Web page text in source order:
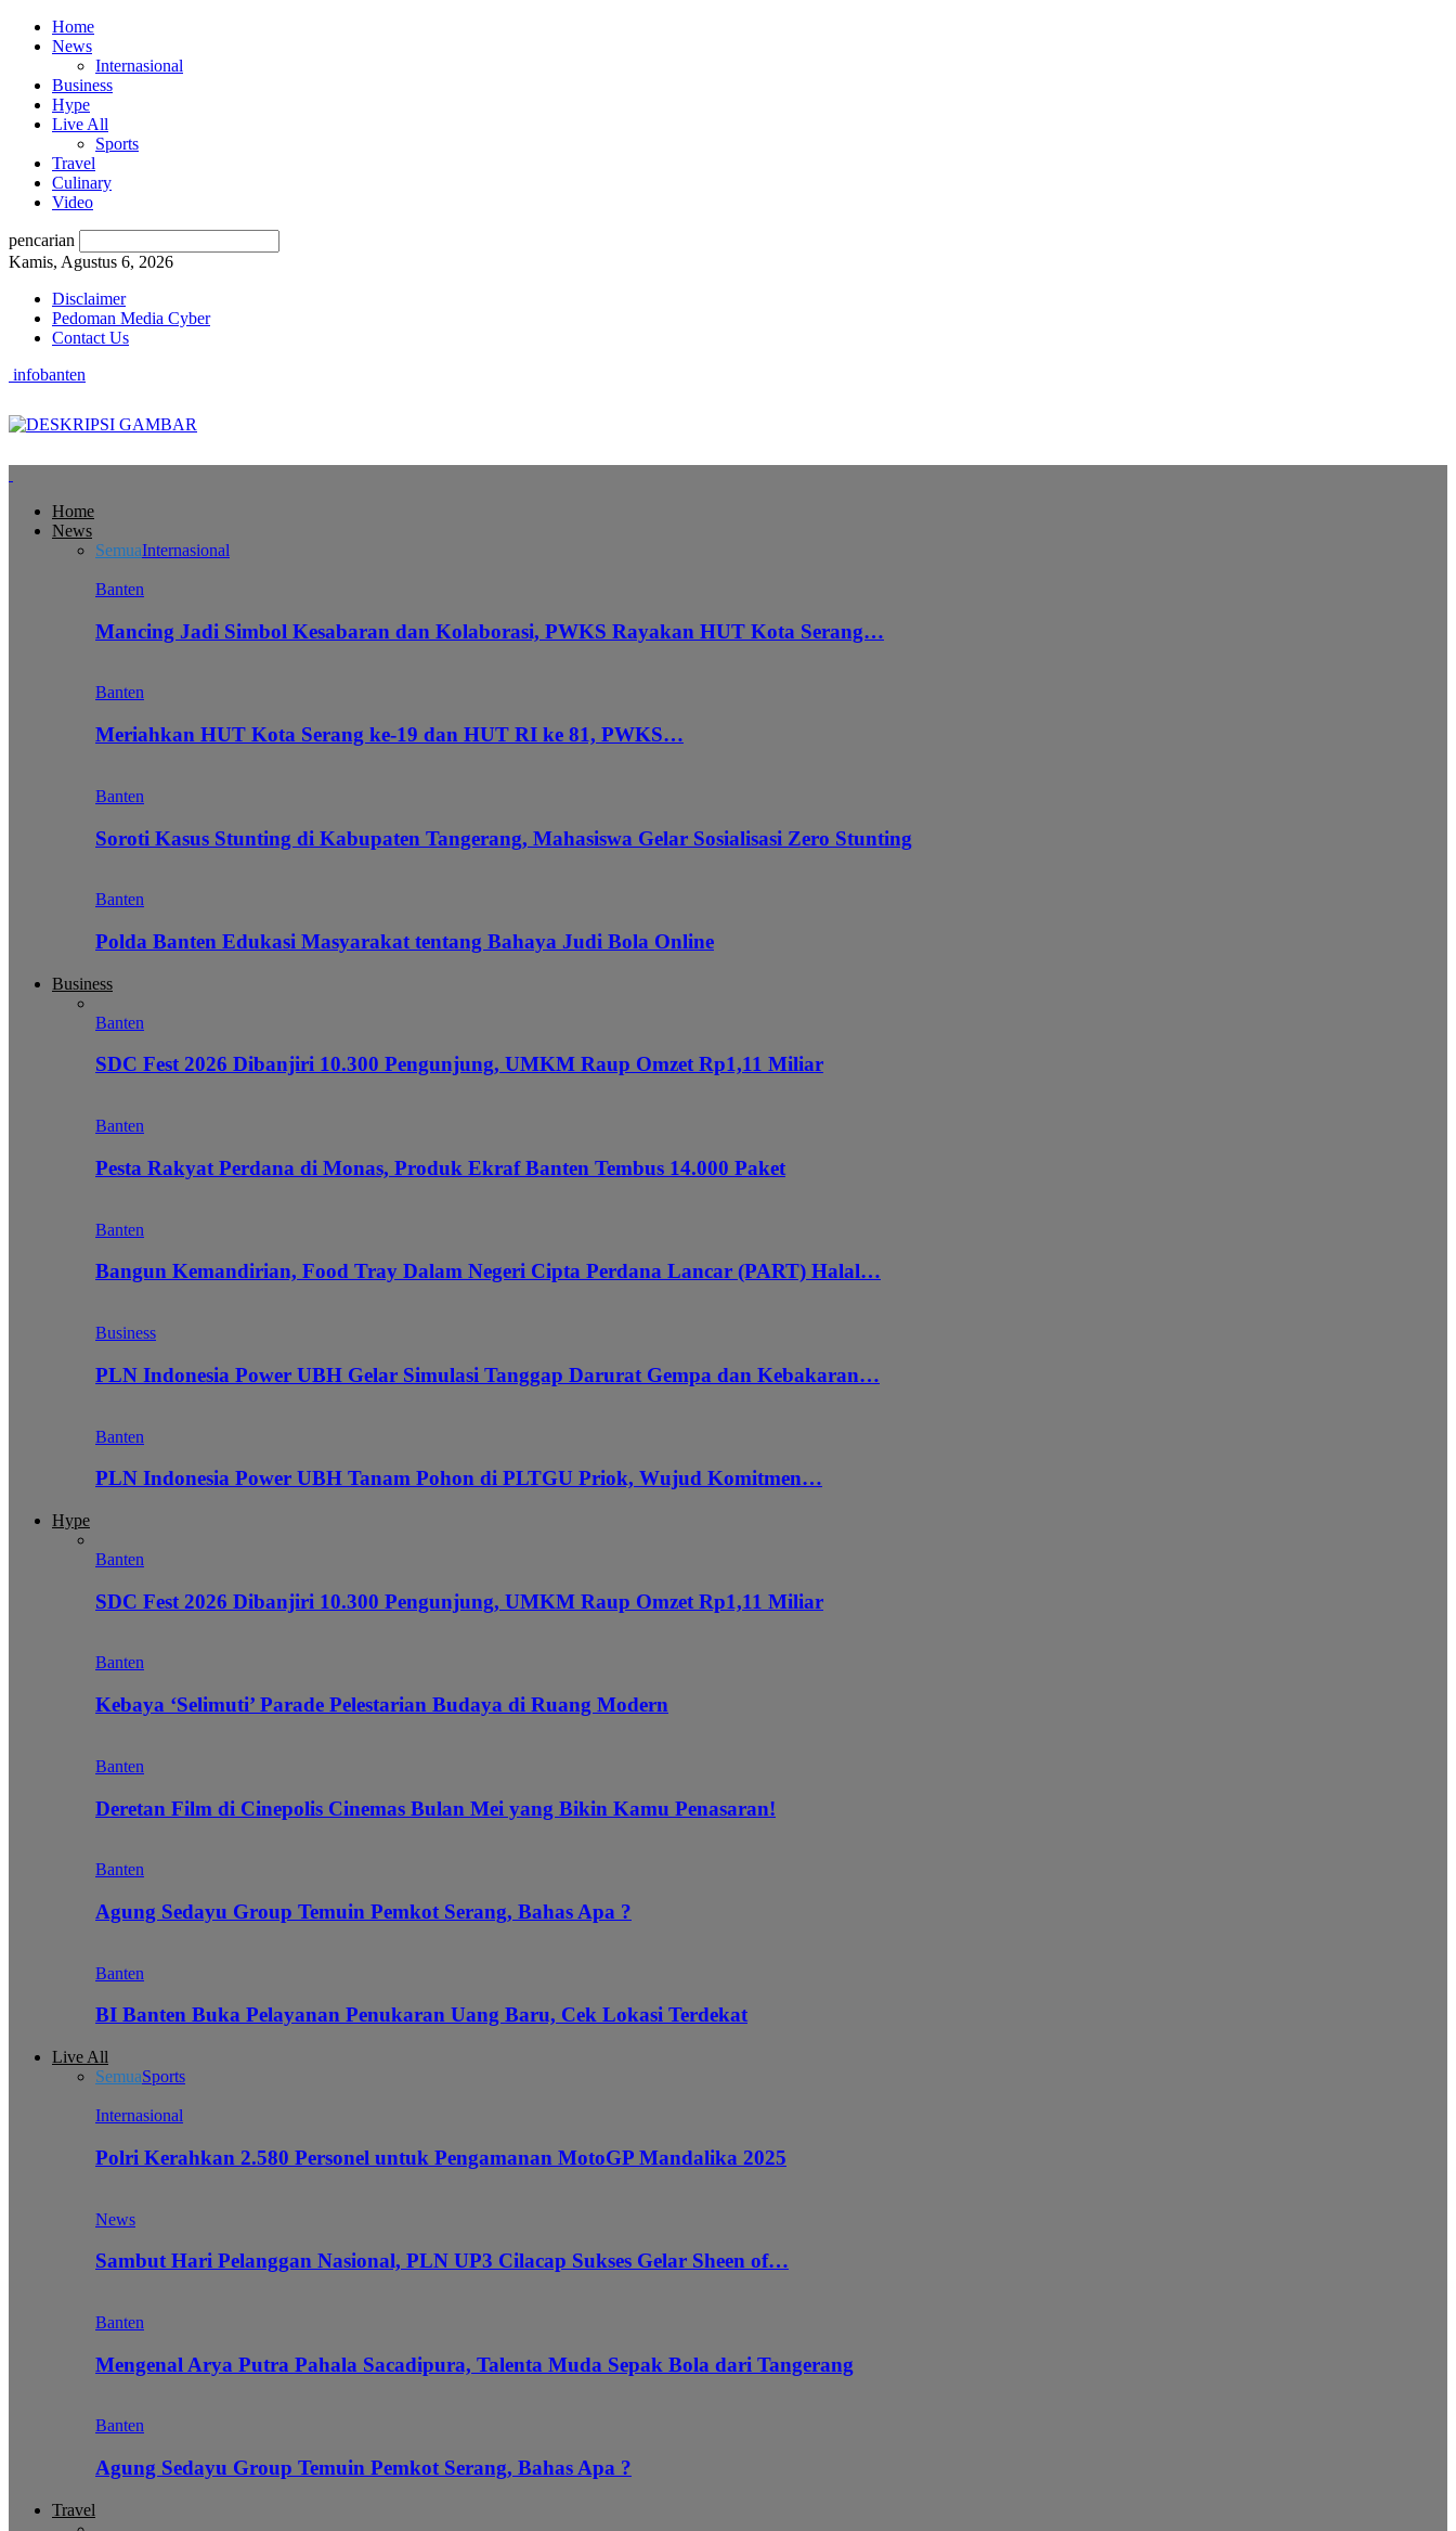
Home
News
Internasional
Business
Hype
Live All
Sports
Travel
Culinary
Video
pencarian
Kamis, Agustus 6, 2026
Disclaimer
Pedoman Media Cyber
Contact Us
infobanten
Home
News
SemuaInternasional
Banten
Mancing Jadi Simbol Kesabaran dan Kolaborasi, PWKS Rayakan HUT Kota Serang…
Banten
Meriahkan HUT Kota Serang ke-19 dan HUT RI ke 81, PWKS…
Banten
Soroti Kasus Stunting di Kabupaten Tangerang, Mahasiswa Gelar Sosialisasi Zero Stunting
Banten
Polda Banten Edukasi Masyarakat tentang Bahaya Judi Bola Online
Business
Banten
SDC Fest 2026 Dibanjiri 10.300 Pengunjung, UMKM Raup Omzet Rp1,11 Miliar
Banten
Pesta Rakyat Perdana di Monas, Produk Ekraf Banten Tembus 14.000 Paket
Banten
Bangun Kemandirian, Food Tray Dalam Negeri Cipta Perdana Lancar (PART) Halal…
Business
PLN Indonesia Power UBH Gelar Simulasi Tanggap Darurat Gempa dan Kebakaran…
Banten
PLN Indonesia Power UBH Tanam Pohon di PLTGU Priok, Wujud Komitmen…
Hype
Banten
SDC Fest 2026 Dibanjiri 10.300 Pengunjung, UMKM Raup Omzet Rp1,11 Miliar
Banten
Kebaya ‘Selimuti’ Parade Pelestarian Budaya di Ruang Modern
Banten
Deretan Film di Cinepolis Cinemas Bulan Mei yang Bikin Kamu Penasaran!
Banten
Agung Sedayu Group Temuin Pemkot Serang, Bahas Apa ?
Banten
BI Banten Buka Pelayanan Penukaran Uang Baru, Cek Lokasi Terdekat
Live All
SemuaSports
Internasional
Polri Kerahkan 2.580 Personel untuk Pengamanan MotoGP Mandalika 2025
News
Sambut Hari Pelanggan Nasional, PLN UP3 Cilacap Sukses Gelar Sheen of…
Banten
Mengenal Arya Putra Pahala Sacadipura, Talenta Muda Sepak Bola dari Tangerang
Banten
Agung Sedayu Group Temuin Pemkot Serang, Bahas Apa ?
Travel